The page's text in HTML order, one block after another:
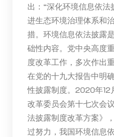
出：“深化环境信息依
进生态环境治理体系和
措。环境信息依法披露
础性内容。党中央高度
度改革工作，多次作出
在党的十九大报告中明
性披露制度。2020年
改革委员会第十七次会
法披露制度改革方案》
过努力，我国环境信息